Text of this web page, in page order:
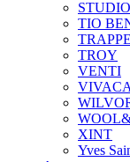
TIO
TROY
VENTI
XINT
Yves